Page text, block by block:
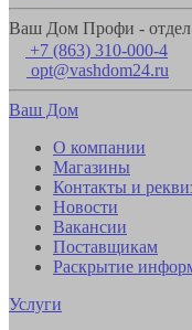
Ваш Дом Профи -
+7 (863) 310-000-4
opt@vashdom24.ru
Ваш Дом
О компании
Магазины
Контакты и
Новости
Вакансии
Поставщикам
Раскрытие
Услуги